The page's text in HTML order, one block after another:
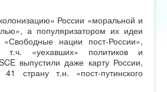
России «моральной и
а популяризатором их идеи
нации пост-России»,
т.ч. «уехавших» политиков и
выпустили даже карту России,
страну т.н. «пост-путинского